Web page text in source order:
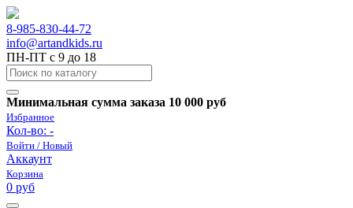
8-985-830-44-72
info@artandkids.ru
ПН-ПТ с 9 до 18
Минимальная сумма заказа 10 000 руб
Избранное
Кол-во: -
Войти / Новый
Аккаунт
Корзина
0 руб